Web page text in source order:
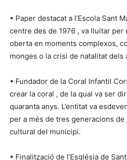
• Paper destacat a l’Escola Sant
centre des de 1976 , va lluitar per
oberta en moments complexos,
monges o la crisi de natalitat dels
• Fundador de la Coral Infantil
crear la coral , de la qual va ser
quaranta anys. L’entitat va
per a més de tres generacions
cultural del municipi.
• Finalització de l’Església de